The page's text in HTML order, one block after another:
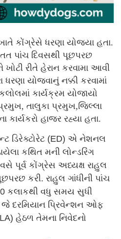
કોંગ્રેસે ધરણા યોજ્યા હતા.
સતત પાંચ દિવસથી પૂછપરછ
રીતે હેરાન કરવામા આવી
ધરણા યોજવાનું નક્કી કરવામાં
કાર્યક્રમ યોજાયો
તાલુકા પ્રમુખ,જિલ્લા
કાર્યકરો હાજર રહ્યા હતા.
ડિરેક્ટોરેટ (ED) એ નેશનલ
કથિત મની લોન્ડરિંગ
પૂર્વ કોંગ્રેસ અધ્યક્ષ રાહુલ
કરી. રાહુલ ગાંધીની પાંચ
કલાકથી વધુ સમય સુધી
દરમિયાન પ્રિવેન્શન ઓફ
હેઠળ તેમના નિવેદનો